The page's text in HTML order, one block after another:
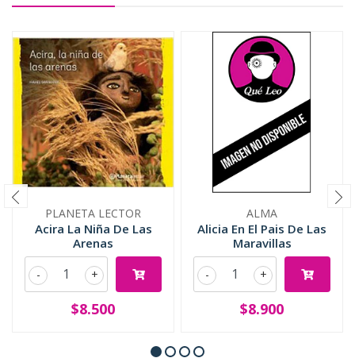
PLANETA LECTOR
Acira La Niña De Las
Arenas
+
-
$8.500
ALMA
Alicia En El Pais De Las
Maravillas
+
-
$8.900